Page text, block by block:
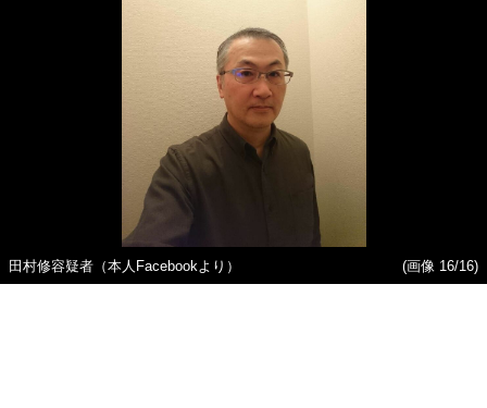
田村修容疑者（本人Facebookより） (画像 16/16)